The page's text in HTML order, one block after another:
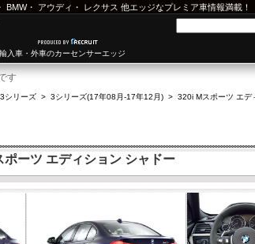
BMW・ アウディ ・ レクサス 他エッジなプレミア車情報満載！
入車・外車のカーセンサーエッジ
す
シリーズ > 3シリーズ(17年08月-17年12月) > 320i Mスポーツ エデ
ポーツ エディション シャドー